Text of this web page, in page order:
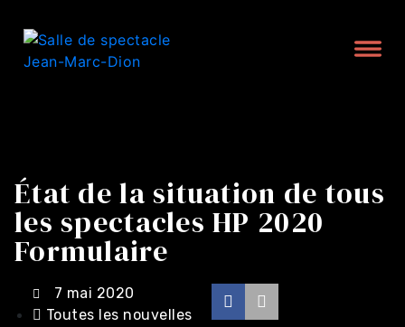
État de la situation de tous
les spectacles HP 2020
Formulaire
7 mai 2020
Toutes les nouvelles